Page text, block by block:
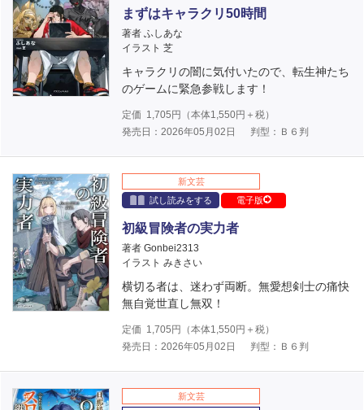
まずはキャラクリ50時間
著者 ふしあな
イラスト 芝
キャラクリの闇に気付いたので、転生神たち
のゲームに緊急参戦します！
定価 1,705 円（本体1,550円＋税）
発売日：2026年05月02日
判型：Ｂ６判
新文芸
試し読みをする
電子版
初級冒険者の実力者
著者 Gonbei2313
イラスト みきさい
横切る者は、迷わず両断。無愛想剣士の痛快
無自覚世直し無双！
定価 1,705 円（本体1,550円＋税）
発売日：2026年05月02日
判型：Ｂ６判
新文芸